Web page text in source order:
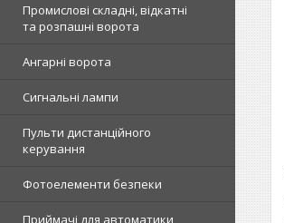
Промислові складні, відкатні
та розпашні ворота
Ангарні ворота
Сигнальні лампи
Пульти дистанційного
керування
Фотоелементи безпеки
Приймачі для автоматики